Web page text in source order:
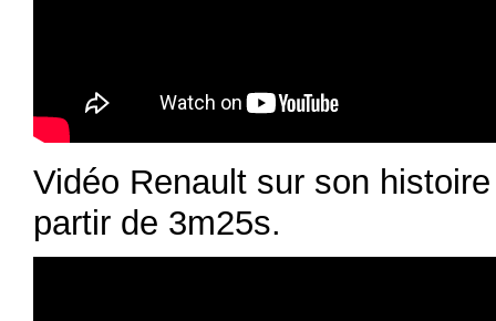
Vidéo Renault sur son
partir de 3m25s.